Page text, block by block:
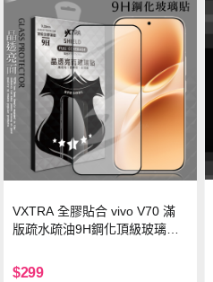
VXTRA 全膠貼合 vivo V70 滿
版疏水疏油9H鋼化頂級玻璃貼
$299